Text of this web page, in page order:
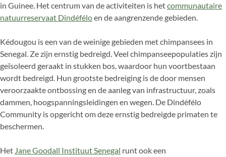
in Guinee. Het centrum van de activiteiten is hetcommunautaire
natuurreservaat Dindéféloen de aangrenzende gebieden.
Kédougou is een van de weinige gebieden met chimpansees in
Senegal. Ze zijn ernstig bedreigd. Veel chimpanseepopulaties zijn
geïsoleerd geraakt in stukken bos, waardoor hun voortbestaan
wordt bedreigd. Hun grootste bedreiging is de door mensen
veroorzaakte ontbossing en de aanleg van infrastructuur, zoals
dammen, hoogspanningsleidingen en wegen. De Dindéfélo
Community is opgericht om deze ernstig bedreigde primaten te
beschermen.
Het Jane Goodall Instituut Senegal runt ook een